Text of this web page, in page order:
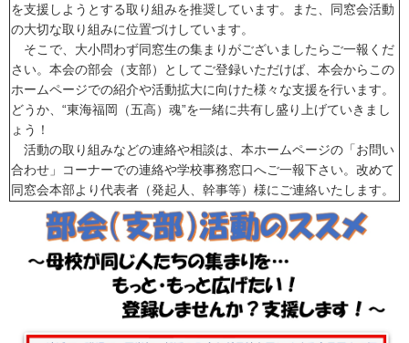
を支援しようとする取り組みを推奨しています。また、同窓会活動
の大切な取り組みに位置づけしています。
そこで、大小問わず同窓生の集まりがございましたらご一報くだ
さい。本会の部会（支部）としてご登録いただけば、本会からこの
ホームページでの紹介や活動拡大に向けた様々な支援を行います。
どうか、“東海福岡（五高）魂”を一緒に共有し盛り上げていきまし
ょう！
活動の取り組みなどの連絡や相談は、本ホームページの「お問い
合わせ」コーナーでの連絡や学校事務窓口へご一報下さい。改めて
同窓会本部より代表者（発起人、幹事等）様にご連絡いたします。